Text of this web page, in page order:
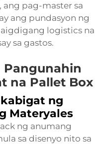
pag-master sa
ang pundasyon ng
logistics na
sa gastos.
na Pallet Box
ng
Materyales
ng anumang
sa disenyo nito sa